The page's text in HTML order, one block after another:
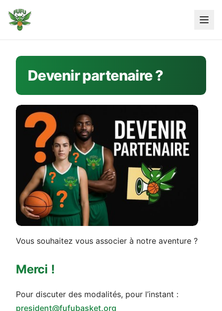
content
Devenir partenaire ?
Vous souhaitez vous associer à notre aventure ?
Merci !
Pour discuter des modalités, pour l’instant :
president@fufubasket.org